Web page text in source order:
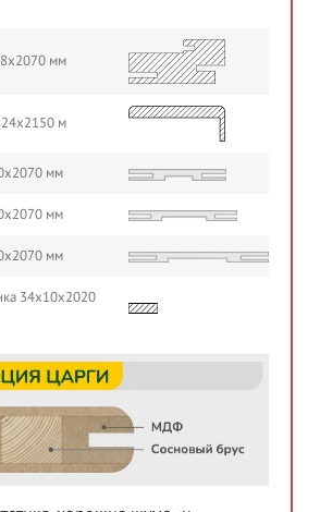
мм
м
мм
мм
мм
34х10х2020